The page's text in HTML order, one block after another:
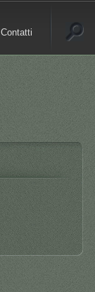
Contatti